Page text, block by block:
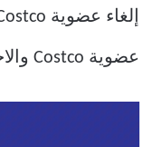
عضوية Costco والاحتفاظ ببطاقة Citi.